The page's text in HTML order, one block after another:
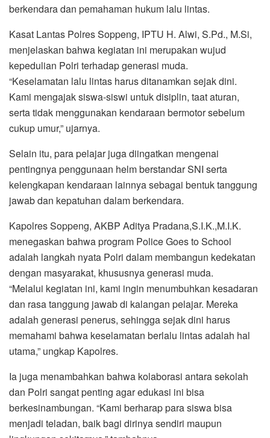
berkendara dan pemahaman hukum lalu lintas.
Kasat Lantas Polres Soppeng, IPTU H. Alwi, S.Pd., M.Si,
menjelaskan bahwa kegiatan ini merupakan wujud
kepedulian Polri terhadap generasi muda.
“Keselamatan lalu lintas harus ditanamkan sejak dini.
Kami mengajak siswa-siswi untuk disiplin, taat aturan,
serta tidak menggunakan kendaraan bermotor sebelum
cukup umur,” ujarnya.
Selain itu, para pelajar juga diingatkan mengenai
pentingnya penggunaan helm berstandar SNI serta
kelengkapan kendaraan lainnya sebagai bentuk tanggung
jawab dan kepatuhan dalam berkendara.
Kapolres Soppeng, AKBP Aditya Pradana,S.I.K.,M.I.K.
menegaskan bahwa program Police Goes to School
adalah langkah nyata Polri dalam membangun kedekatan
dengan masyarakat, khususnya generasi muda.
“Melalui kegiatan ini, kami ingin menumbuhkan kesadaran
dan rasa tanggung jawab di kalangan pelajar. Mereka
adalah generasi penerus, sehingga sejak dini harus
memahami bahwa keselamatan berlalu lintas adalah hal
utama,” ungkap Kapolres.
Ia juga menambahkan bahwa kolaborasi antara sekolah
dan Polri sangat penting agar edukasi ini bisa
berkesinambungan. “Kami berharap para siswa bisa
menjadi teladan, baik bagi dirinya sendiri maupun